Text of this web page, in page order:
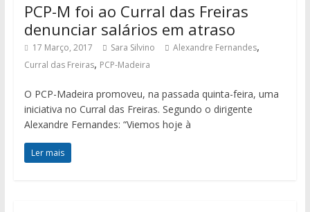
PCP-M foi ao Curral das Freiras
denunciar salários em atraso
17 Março, 2017 Sara Silvino Alexandre Fernandes,
Curral das Freiras, PCP-Madeira
O PCP-Madeira promoveu, na passada quinta-feira, uma
iniciativa no Curral das Freiras. Segundo o dirigente
Alexandre Fernandes: “Viemos hoje à
Ler mais